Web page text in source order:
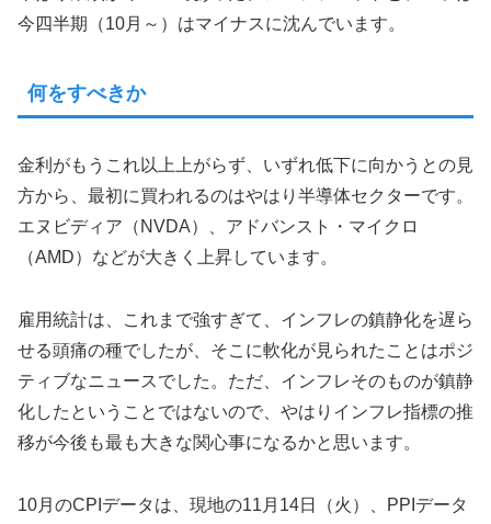
今四半期（10月～）はマイナスに沈んでいます。
何をすべきか
金利がもうこれ以上上がらず、いずれ低下に向かうとの見
方から、最初に買われるのはやはり半導体セクターです。
エヌビディア（NVDA）、アドバンスト・マイクロ
（AMD）などが大きく上昇しています。
雇用統計は、これまで強すぎて、インフレの鎮静化を遅ら
せる頭痛の種でしたが、そこに軟化が見られたことはポジ
ティブなニュースでした。ただ、インフレそのものが鎮静
化したということではないので、やはりインフレ指標の推
移が今後も最も大きな関心事になるかと思います。
10月のCPIデータは、現地の11月14日（火）、PPIデータ